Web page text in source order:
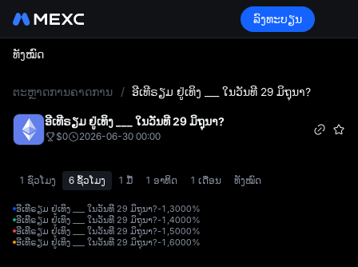
ລົງທະບຽນ
ທັງໝົດ
ຕະຫຼາດການຄາດການ / ອີເທີຣຽມ ຢູ່ເທິງ ___ ໃນວັນທີ 29 ມິຖຸນາ?
ອີເທີຣຽມ ຢູ່ເທິງ ___ ໃນວັນທີ 29 ມິຖຸນາ?
$0 2026-06-30 00:00
1 ຊົ່ວໂມງ 6 ຊົ້ວໂມງ 1 ມື້ 1 ອາທິດ 1 ເດືອນ ທັງໝົດ
ອີເທີຣຽມ ຢູ່ເທິງ ___ ໃນວັນທີ 29 ມິຖຸນາ?-1,3000%
ອີເທີຣຽມ ຢູ່ເທິງ ___ ໃນວັນທີ 29 ມິຖຸນາ?-1,4000%
ອີເທີຣຽມ ຢູ່ເທິງ ___ ໃນວັນທີ 29 ມິຖຸນາ?-1,5000%
ອີເທີຣຽມ ຢູ່ເທິງ ___ ໃນວັນທີ 29 ມິຖຸນາ?-1,6000%